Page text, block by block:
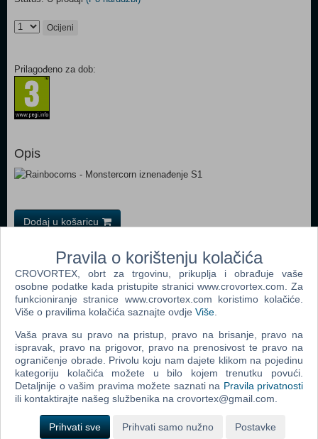
Ocijeni
Prilagođeno za dob:
Opis
Dodaj u košaricu
Popularno
Easy Nails - Perfect Paint Nail Spa (05776) (N)
Bop It Micro
Boon - Pipes (B11088)
Easy Braids (06455) (N)
Boon - Lawn, Green (B377)
Bop It 2016
Pravila o korištenju kolačića
CROVORTEX, obrt za trgovinu, prikuplja i obrađuje vaše
osobne podatke kada pristupite stranici www.crovortex.com. Za
funkcioniranje stranice www.crovortex.com koristimo kolačiće.
Više o pravilima kolačića saznajte ovdje Više
Vaša prava su pravo na pristup, pravo na brisanje, pravo na
ispravak, pravo na prigovor, pravo na prenosivost te pravo na
ograničenje obrade. Privolu koju nam dajete klikom na pojedinu
kategoriju kolačića možete u bilo kojem trenutku povući.
Detaljnije o vašim pravima možete saznati na Pravila privatnosti
ili kontaktirajte našeg službenika na crovortex@gmail.com.
Prihvati sve Prihvati samo nužno Postavke